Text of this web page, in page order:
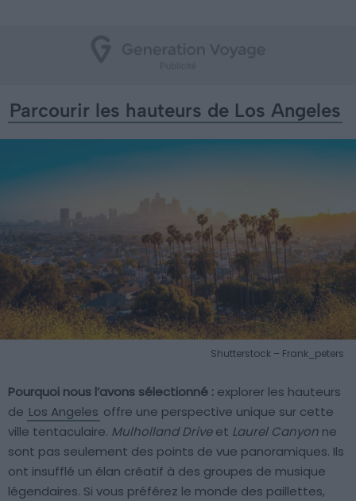
Parcourir les hauteurs de Los Angeles
Shutterstock – Frank_peters
Pourquoi nous l’avons sélectionné : explorer les hauteurs
de Los Angeles offre une perspective unique sur cette
ville tentaculaire. Mulholland Driveet Laurel Canyon ne
sont pas seulement des points de vue panoramiques. Ils
ont insufflé un élan créatif à des groupes de musique
légendaires. Si vous préférez le monde des paillettes,